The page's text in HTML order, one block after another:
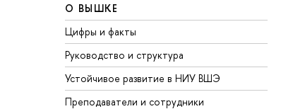
О ВЫШКЕ
Цифры и факты
Руководство и структура
Устойчивое развитие в НИУ ВШЭ
Преподаватели и сотрудники